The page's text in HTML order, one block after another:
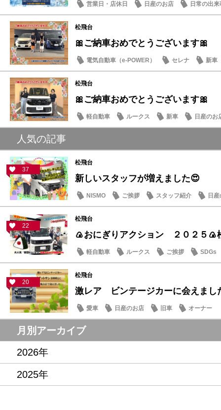
営業日・店休日 日産のお店 日常の出来
松飛台
🎀ご納車おめでとうございます🎀
電気自動車（e-POWER） セレナ 新車
松飛台
🎀ご納車おめでとうございます🎀
軽自動車 ルークス 新車 日産のお
人気の記事
37
松飛台
新しいスタッフが増えました😍
NISMO ご挨拶 スタッフ紹介 日
22
松飛台
🍙おにぎりアクション ２０２５🍙
軽自動車 ルークス ご挨拶 SDGs
20
松飛台
激レア ビンテージカーに会えまし
愛車 日産のお店 旧車 オーナー
月別アーカイブ
2026年
2025年